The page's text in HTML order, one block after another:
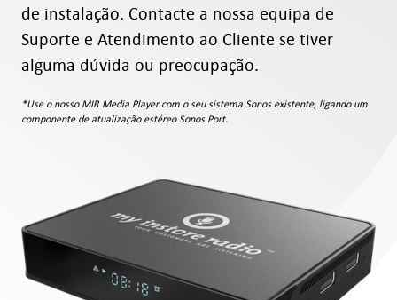
de instalação. Contacte a nossa equipa de
Suporte e Atendimento ao Cliente se tiver
alguma dúvida ou preocupação.
*Use o nosso MIR Media Player com o seu sistema Sonos existente, ligando um
componente de atualização estéreo Sonos Port.